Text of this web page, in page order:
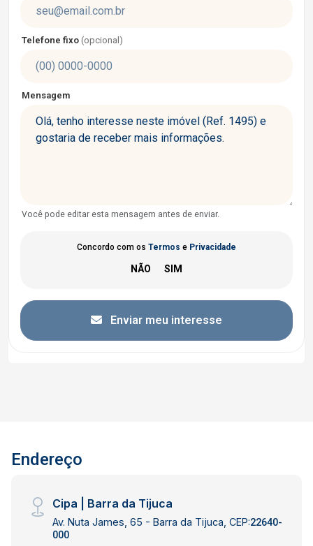
Telefone fixo (opcional)
Mensagem
Você pode editar esta mensagem antes de enviar.
Concordo com os Termos e Privacidade
Enviar meu interesse
Endereço
Cipa | Barra da Tijuca
Av. Nuta James, 65 - Barra da Tijuca, CEP:22640-
000